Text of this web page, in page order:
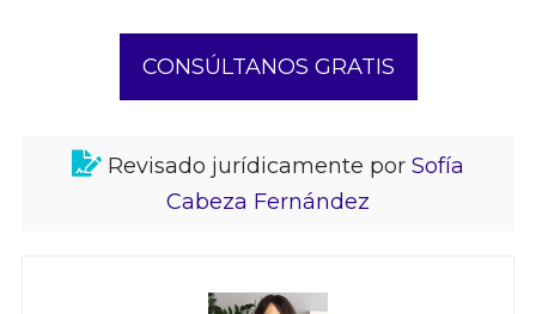
CONSÚLTANOS GRATIS
Revisado jurídicamente por Sofía
Cabeza Fernández